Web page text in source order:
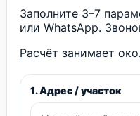
Заполните 3–7
или WhatsApp.
Расчёт занимает
1. Адрес / участок